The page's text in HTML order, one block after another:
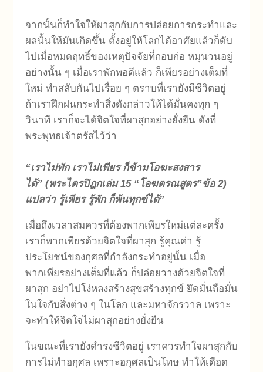
จากนั้นก็ทำใจให้ผาสุกกับการปล่อยการกระทำและ
ผลนั้นให้มันเกิดขึ้น ตั้งอยู่ให้โลกได้อาศัยแล้วก็ดับ
ไปเมื่อหมดฤทธิ์ของเหตุปัจจัยที่กอบก่อ หมุนวนอยู่
อย่างนั้น ๆ เมื่อเราพักพอดีแล้ว ก็เพียรอย่างเต็มที่
ใหม่ ทำสลับกันไปเรื่อย ๆ ตราบที่เรายังมีชีวิตอยู่
ถ้าเราฝึกฝนกระทำสิ่งดังกล่าวให้ได้มั่นคงทุก ๆ
วินาที เราก็จะได้จิตใจที่ผาสุกอย่างยั่งยืน ดังที่
พระพุทธเจ้าตรัสไว้ว่า
“เราไม่พัก เราไม่เพียร ก็ข้ามโอฆะสงสาร
ได้”(พระไตรปิฎกเล่ม 15 “โอฆตรณสูตร”ข้อ 2)
แปลว่า รู้เพียร รู้พัก ก็พ้นทุกข์ได้”
เมื่อถึงเวลาสมควรที่ต้องพากเพียรใหม่แต่ละครั้ง
เราก็พากเพียรด้วยจิตใจที่ผาสุก รู้คุณค่า รู้
ประโยชน์ของกุศลที่กำลังกระทำอยู่นั้น เมื่อ
พากเพียรอย่างเต็มที่แล้ว ก็ปล่อยวางด้วยจิตใจที่
ผาสุก อย่าไปโง่หลงสร้างสุขสร้างทุกข์ ยึดมั่นถือมั่น
ในใจกับสิ่งต่าง ๆ ในโลก และมหาจักรวาล เพราะ
จะทำให้จิตใจไม่ผาสุกอย่างยั่งยืน
ในขณะที่เรายังดำรงชีวิตอยู่ เราควรทำใจผาสุกกับ
การไม่ทำอกุศล เพราะอกุศลเป็นโทษ ทำให้เดือด